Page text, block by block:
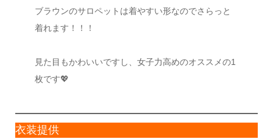
ブラウンのサロペットは着やすい形なのでさらっと
着れます！！！
見た目もかわいいですし、女子力高めのオススメの1
枚です💖
衣装提供